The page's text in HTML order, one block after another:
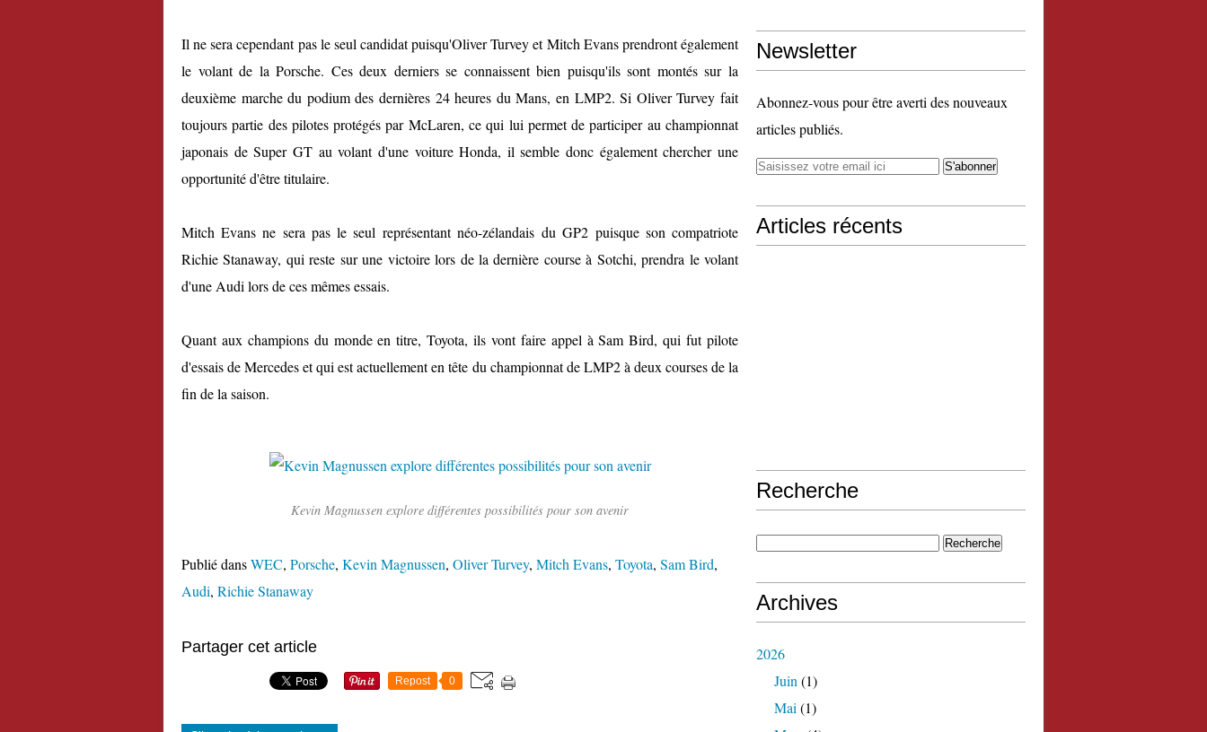
Il ne sera cependant pas le seul candidat puisqu'Oliver Turvey et Mitch Evans prendront également
le volant de la Porsche. Ces deux derniers se connaissent bien puisqu'ils sont montés sur la
deuxième marche du podium des dernières 24 heures du Mans, en LMP2. Si Oliver Turvey fait
toujours partie des pilotes protégés par McLaren, ce qui lui permet de participer au championnat
japonais de Super GT au volant d'une voiture Honda, il semble donc également chercher une
opportunité d'être titulaire.
Mitch Evans ne sera pas le seul représentant néo-zélandais du GP2 puisque son compatriote
Richie Stanaway, qui reste sur une victoire lors de la dernière course à Sotchi, prendra le volant
d'une Audi lors de ces mêmes essais.
Quant aux champions du monde en titre, Toyota, ils vont faire appel à Sam Bird, qui fut pilote
d'essais de Mercedes et qui est actuellement en tête du championnat de LMP2 à deux courses de la
fin de la saison.
Kevin Magnussen explore différentes possibilités pour son avenir
Publié dansWEC, Porsche, Kevin Magnussen, Oliver Turvey, Mitch Evans, Toyota, Sam Bird,
Audi, Richie Stanaway
Partager cet article
Repost 0
Newsletter
Abonnez-vous pour être averti des nouveaux
articles publiés.
Articles récents
Recherche
Archives
2026
Juin (1)
Mai (1)